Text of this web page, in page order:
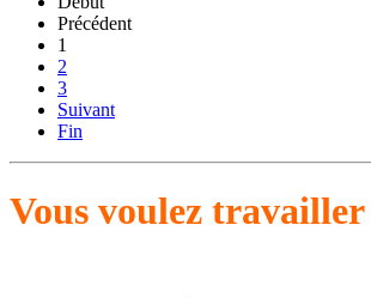
Précédent
1
2
3
Suivant
Fin
Vous voulez